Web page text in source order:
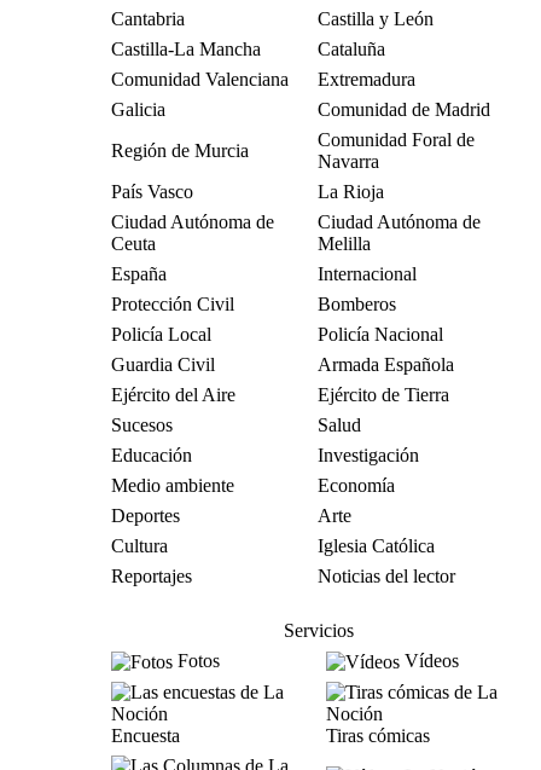
Cantabria
Castilla y León
Castilla-La Mancha
Cataluña
Comunidad Valenciana
Extremadura
Galicia
Comunidad de Madrid
Región de Murcia
Comunidad Foral de
Navarra
País Vasco
La Rioja
Ciudad Autónoma de
Ceuta
Ciudad Autónoma de
Melilla
España
Internacional
Protección Civil
Bomberos
Policía Local
Policía Nacional
Guardia Civil
Armada Española
Ejército del Aire
Ejército de Tierra
Sucesos
Salud
Educación
Investigación
Medio ambiente
Economía
Deportes
Arte
Cultura
Iglesia Católica
Reportajes
Noticias del lector
Servicios
Fotos
Vídeos
Encuesta Tiras cómicas